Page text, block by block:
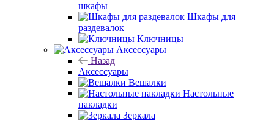
шкафы
Шкафы для
раздевалок
Ключницы
Аксессуары
Назад
Аксессуары
Вешалки
Настольные
накладки
Зеркала